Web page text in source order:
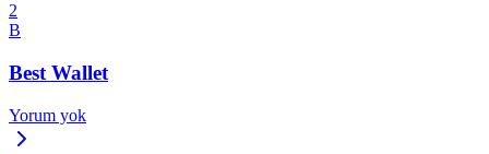
2
B
Best Wallet
Yorum yok